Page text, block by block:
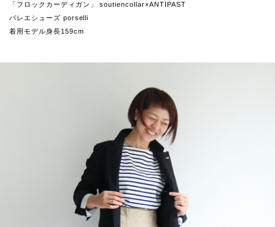
「フロックカーディガン」 soutiencollar×ANTIPAST
バレエシューズ porselli
着用モデル身長159cm